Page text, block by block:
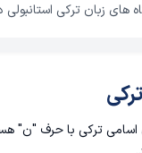
های زبان ترکی استانبولی
اسامی ترکی با حرف "ن"